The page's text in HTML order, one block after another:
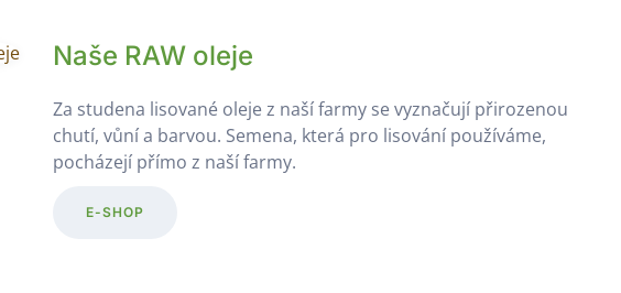
Naše RAW oleje
Za studena lisované oleje z naší farmy se vyznačují přirozenou
chutí, vůní a barvou. Semena, která pro lisování používáme,
pocházejí přímo z naší farmy.
E-SHOP